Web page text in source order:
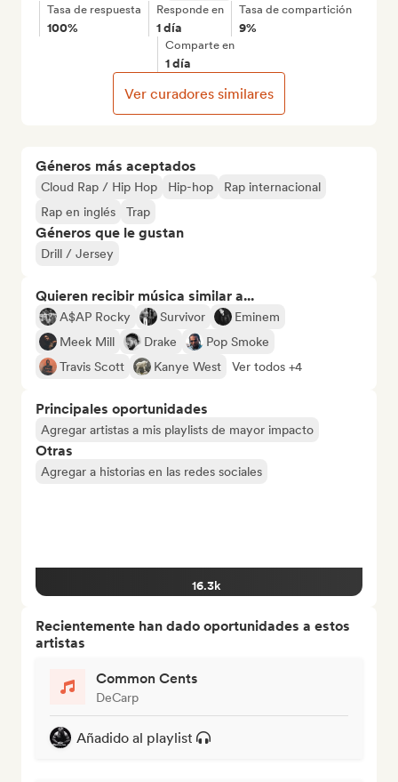
Géneros más aceptados
Cloud Rap / Hip Hop Hip-hop
Rap internacional
Rap en inglés
Trap
Géneros que le gustan
Drill / Jersey
Quieren recibir música similar a...
A$AP Rocky Survivor
Eminem
Meek Mill
Drake
Pop Smoke
Travis Scott
Kanye West Ver todos +4
Principales oportunidades
Agregar artistas a mis playlists de mayor impacto
Otras
Agregar a historias en las redes sociales
16.3k
Recientemente han dado oportunidades a estos
artistas
Common Cents
DeCarp
Añadido al playlist
Tasa de respuesta
100%
Responde en
1 día
Tasa de compartición
9%
Comparte en
1 día
Ver curadores similares